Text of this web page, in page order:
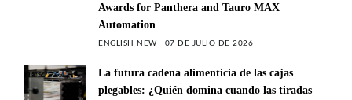
Awards for Panthera and Tauro MAX
Automation
ENGLISH NEW 07 DE JULIO DE 2026
La futura cadena alimenticia de las cajas
plegables: ¿Quién domina cuando las tiradas